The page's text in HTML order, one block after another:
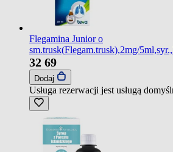
Flegamina Junior o
sm.trusk(Flegam.trusk),2mg/
32 69
Dodaj
Usługa rezerwacji jest usługą